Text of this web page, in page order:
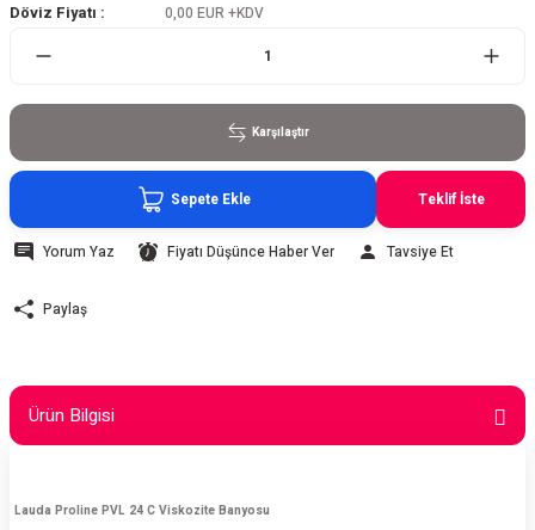
Döviz Fiyatı : 0,00 EUR +KDV
Karşılaştır
Sepete Ekle Teklif İste
Yorum Yaz Fiyatı Düşünce Haber Ver Tavsiye Et
Paylaş
Ürün Bilgisi
Lauda Proline PVL 24 C Viskozite Banyosu